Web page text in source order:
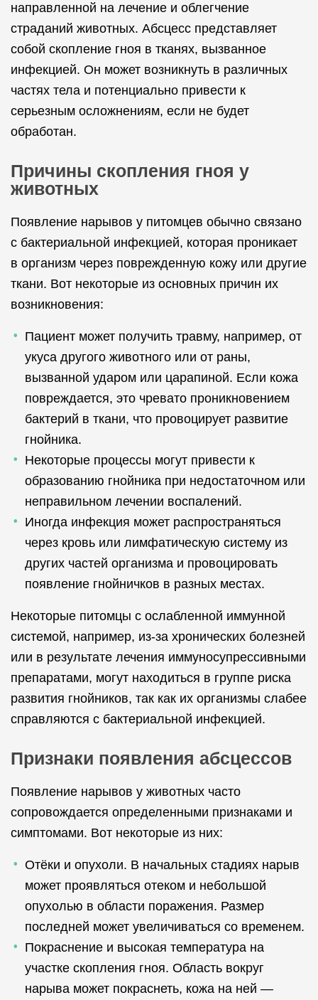
направленной на лечение и облегчение
страданий животных. Абсцесс представляет
собой скопление гноя в тканях, вызванное
инфекцией. Он может возникнуть в различных
частях тела и потенциально привести к
серьезным осложнениям, если не будет
обработан.
Причины скопления гноя у
животных
Появление нарывов у питомцев обычно связано
с бактериальной инфекцией, которая проникает
в организм через поврежденную кожу или другие
ткани. Вот некоторые из основных причин их
возникновения:
Пациент может получить травму, например, от
укуса другого животного или от раны,
вызванной ударом или царапиной. Если кожа
повреждается, это чревато проникновением
бактерий в ткани, что провоцирует развитие
гнойника.
Некоторые процессы могут привести к
образованию гнойника при недостаточном или
неправильном лечении воспалений.
Иногда инфекция может распространяться
через кровь или лимфатическую систему из
других частей организма и провоцировать
появление гнойничков в разных местах.
Некоторые питомцы с ослабленной иммунной
системой, например, из-за хронических болезней
или в результате лечения иммуносупрессивными
препаратами, могут находиться в группе риска
развития гнойников, так как их организмы слабее
справляются с бактериальной инфекцией.
Признаки появления абсцессов
Появление нарывов у животных часто
сопровождается определенными признаками и
симптомами. Вот некоторые из них:
Отёки и опухоли. В начальных стадиях нарыв
может проявляться отеком и небольшой
опухолью в области поражения. Размер
последней может увеличиваться со временем.
Покраснение и высокая температура на
участке скопления гноя. Область вокруг
нарыва может покраснеть, кожа на ней —